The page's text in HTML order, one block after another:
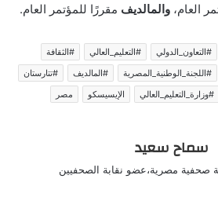
العام، والمالديف مقررًا للمؤتمر العام.
#التعاون_الدولي #التعليم_العالي
#الثقافة
#اللجنة_الوطنية_المصرية #المالديف
#تتارستان
#وزارة_التعليم_العالي الإيسيسكو مصر
سماح سعيد
صحفية مصرية،عضو نقابة الصحفيين